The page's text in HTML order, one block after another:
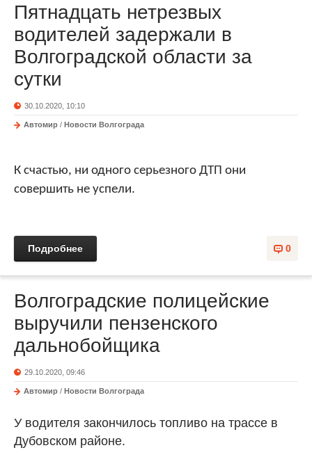
Пятнадцать нетрезвых
водителей задержали в
Волгоградской области за
сутки
30.10.2020, 10:10
Автомир / Новости Волгограда
К счастью, ни одного серьезного ДТП они
совершить не успели.
0
Подробнее
Волгоградские полицейские
выручили пензенского
дальнобойщика
29.10.2020, 09:46
Автомир / Новости Волгограда
У водителя закончилось топливо на трассе в
Дубовском районе.